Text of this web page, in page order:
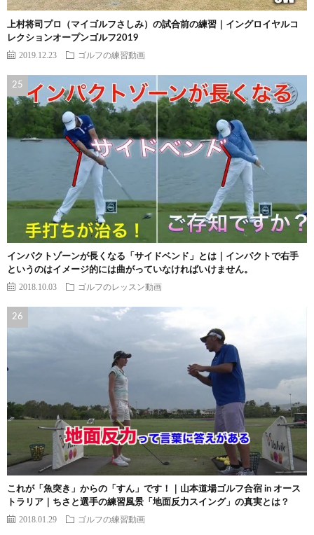
上村将司プロ（マイゴルフさしみ）の試合前の練習｜イングロイヤルコ
レクションオープンゴルフ2019
2019.12.23 ゴルフの練習動画
インパクトゾーンが長くなる「サイドベンド」とは｜インパクトで右手
というのはイメージ的には曲がっていなければいけません。
2018.10.03 ゴルフのレッスン動画
これが「魚突き」からの「すん」です！｜山本道場ゴルフ合宿 in オース
トラリア｜ちさと選手の練習風景「地面反力スイング」の真実とは？
2018.01.29 ゴルフの練習動画